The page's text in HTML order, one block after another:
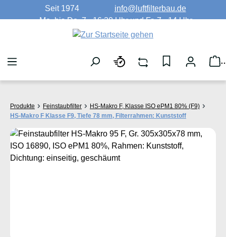
Zum Hauptinhalt springen
Seit 1974
info@luftfilterbau.de
Mo. bis Do. 7 - 16:30 Uhr und Fr. 7 - 14 Uhr
Produkte Feinstaubfilter
HS-Makro F, Klasse ISO ePM1 80% (F9)
HS-Makro F Klasse F9, Tiefe 78 mm, Filterrahmen: Kunststoff
Bildergalerie überspringen